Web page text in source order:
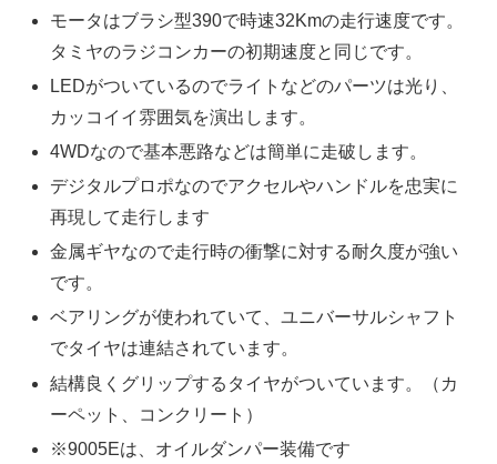
モータはブラシ型390で時速32Kmの走行速度です。
タミヤのラジコンカーの初期速度と同じです。
LEDがついているのでライトなどのパーツは光り、
カッコイイ雰囲気を演出します。
4WDなので基本悪路などは簡単に走破します。
デジタルプロポなのでアクセルやハンドルを忠実に
再現して走行します
金属ギヤなので走行時の衝撃に対する耐久度が強い
です。
ベアリングが使われていて、ユニバーサルシャフト
でタイヤは連結されています。
結構良くグリップするタイヤがついています。（カ
ーペット、コンクリート）
※9005Eは、オイルダンパー装備です